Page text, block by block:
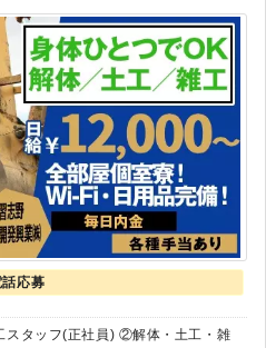
話応募
スタッフ(正社員) ②解体・土工・雑